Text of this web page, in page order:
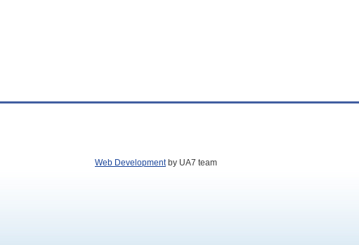
Web Developmentby UA7 team